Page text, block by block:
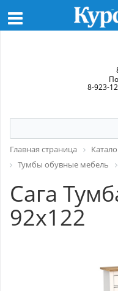
8-923-
Главная страница
Тумбы обувные мебель
Сага
92х122